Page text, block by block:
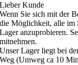
Lieber Kunde
Wenn Sie sich mit der
die Möglichkeit, alle im
Lager anzuprobieren.
mitnehmen.
Unser Lager liegt bei
Weg (Umweg ca 10